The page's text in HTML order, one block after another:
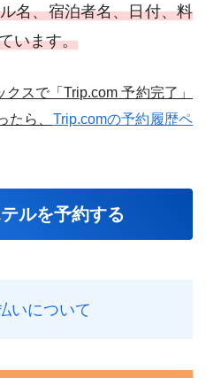
名、宿泊者名、日付、料
います。
クスで「Trip.com 予約完了」
たら、 Trip.comの予約履歴ペ
ルを予約する
いについて